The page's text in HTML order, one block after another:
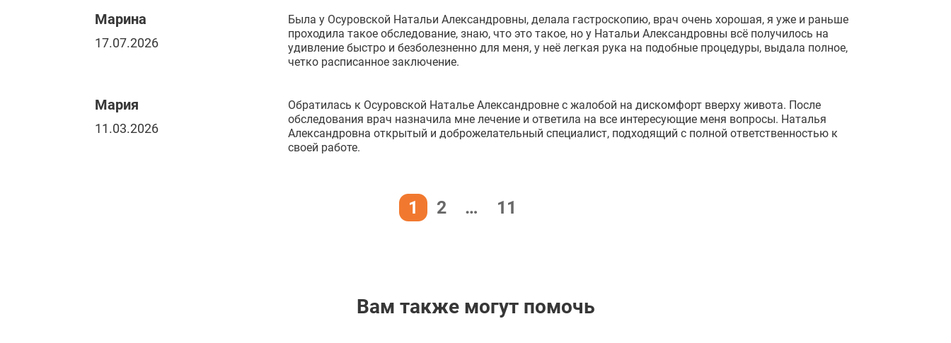
Марина
17.07.2026
Была у Осуровской Натальи Александровны, делала гастроскопию, врач очень хорошая, я уже и раньше
проходила такое обследование, знаю, что это такое, но у Натальи Александровны всё получилось на
удивление быстро и безболезненно для меня, у неё легкая рука на подобные процедуры, выдала полное,
четко расписанное заключение.
Мария
11.03.2026
Обратилась к Осуровской Наталье Александровне с жалобой на дискомфорт вверху живота. После
обследования врач назначила мне лечение и ответила на все интересующие меня вопросы. Наталья
Александровна открытый и доброжелательный специалист, подходящий с полной ответственностью к
своей работе.
1 2 … 11
Вам также могут помочь